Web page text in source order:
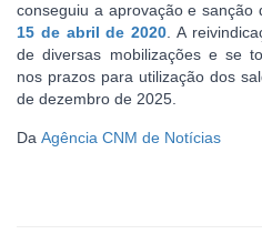
conseguiu a aprovação e sanção
15 de abril de 2020. A
de diversas mobilizações e se
nos prazos para utilização dos
de dezembro de 2025.
Da Agência CNM de Notícias